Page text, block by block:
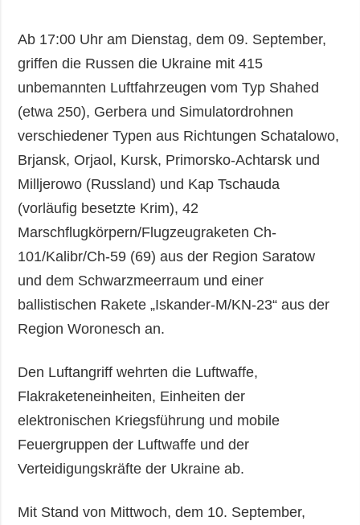
Ab 17:00 Uhr am Dienstag, dem 09. September,
griffen die Russen die Ukraine mit 415
unbemannten Luftfahrzeugen vom Typ Shahed
(etwa 250), Gerbera und Simulatordrohnen
verschiedener Typen aus Richtungen Schatalowo,
Brjansk, Orjaol, Kursk, Primorsko-Achtarsk und
Milljerowo (Russland) und Kap Tschauda
(vorläufig besetzte Krim), 42
Marschflugkörpern/Flugzeugraketen Ch-
101/Kalibr/Ch-59 (69) aus der Region Saratow
und dem Schwarzmeerraum und einer
ballistischen Rakete „Iskander-M/KN-23“ aus der
Region Woronesch an.
Den Luftangriff wehrten die Luftwaffe,
Flakraketeneinheiten, Einheiten der
elektronischen Kriegsführung und mobile
Feuergruppen der Luftwaffe und der
Verteidigungskräfte der Ukraine ab.
Mit Stand von Mittwoch, dem 10. September,